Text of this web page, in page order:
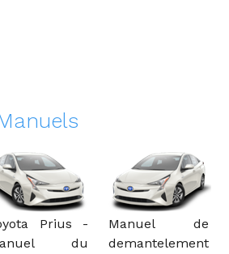
Prius -
du
Manuel de
demantelement